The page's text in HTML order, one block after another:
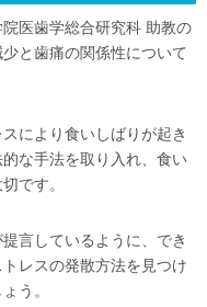
医歯学総合研究科 助教の
と歯痛の関係性について
により食いしばりが起き
な手法を取り入れ、食い
です。
言しているように、でき
レスの発散方法を見つけ
う。